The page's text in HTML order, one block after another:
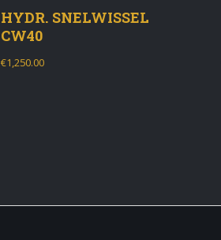
HYDR. SNELWISSEL
CW40
€1,250.00